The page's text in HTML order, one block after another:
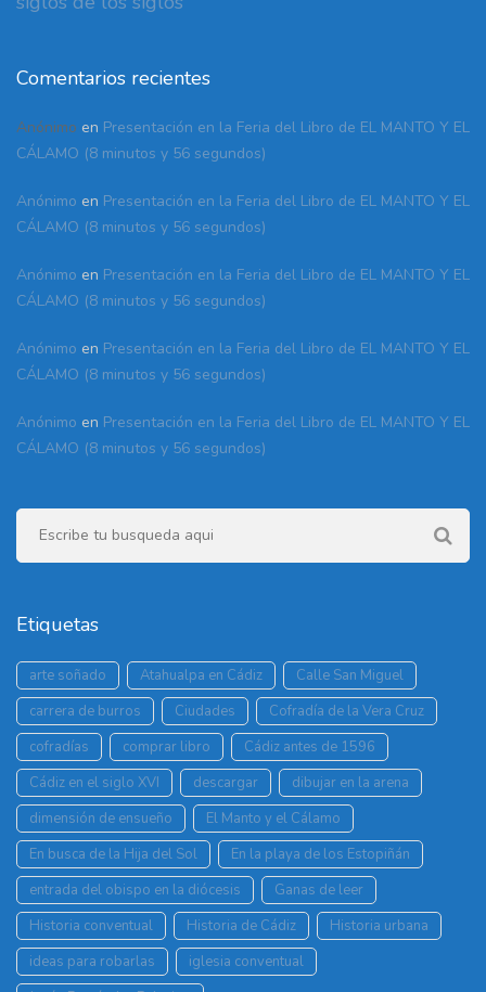
Comentarios recientes
Anónimo en Presentación en la Feria del Libro de EL MANTO Y EL
CÁLAMO (8 minutos y 56 segundos)
Anónimo en Presentación en la Feria del Libro de EL MANTO Y EL
CÁLAMO (8 minutos y 56 segundos)
Anónimo en Presentación en la Feria del Libro de EL MANTO Y EL
CÁLAMO (8 minutos y 56 segundos)
Anónimo en Presentación en la Feria del Libro de EL MANTO Y EL
CÁLAMO (8 minutos y 56 segundos)
Anónimo en Presentación en la Feria del Libro de EL MANTO Y EL
CÁLAMO (8 minutos y 56 segundos)
Etiquetas
arte soñado Atahualpa en Cádiz
Calle San Miguel
carrera de burros
Ciudades
Cofradía de la Vera Cruz
cofradías
comprar libro
Cádiz antes de 1596
Cádiz en el siglo XVI
descargar
dibujar en la arena
dimensión de ensueño
El Manto y el Cálamo
En busca de la Hija del Sol
En la playa de los Estopiñán
entrada del obispo en la diócesis
Ganas de leer
Historia conventual
Historia de Cádiz
Historia urbana
ideas para robarlas
iglesia conventual